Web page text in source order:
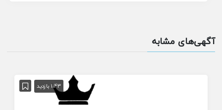
آگهی‌های مشابه
1143 بازدید